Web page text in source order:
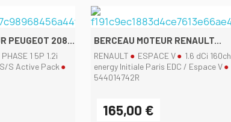
PEUGEOT 208...
PHASE 1 5P 1.2i
S Active Pack
BERCEAU MOTEUR RENAULT...
RENAULT ESPACE V
1.6 dCi 160ch
energy Initiale Paris EDC / Espace V
544014742R
165,00 €